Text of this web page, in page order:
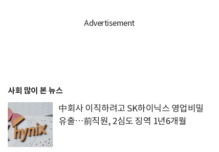
사회 많이 본 뉴스
中회사 이직하려고 SK하이닉스 영업비밀
유출…前직원, 2심도 징역 1년6개월